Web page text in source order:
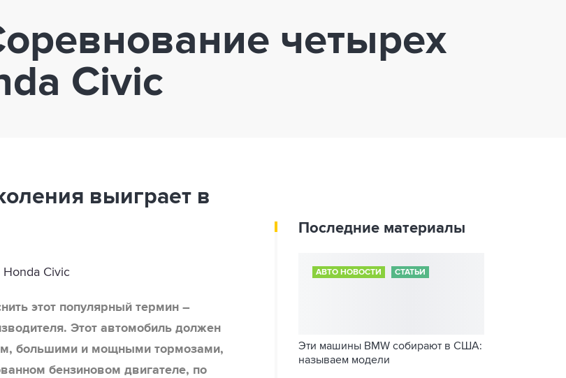
четырех
Civic
выиграет в
этот популярный термин –
Этот автомобиль должен
большими и мощными тормозами,
бензиновом двигателе, по
Последние материалы
АВТО НОВОСТИ СТАТЬИ
Эти машины BMW собирают в США:
называем модели